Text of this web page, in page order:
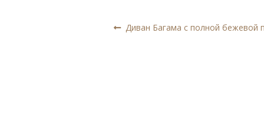
Навигация
Предыдущая
Диван Багама с полной бежевой